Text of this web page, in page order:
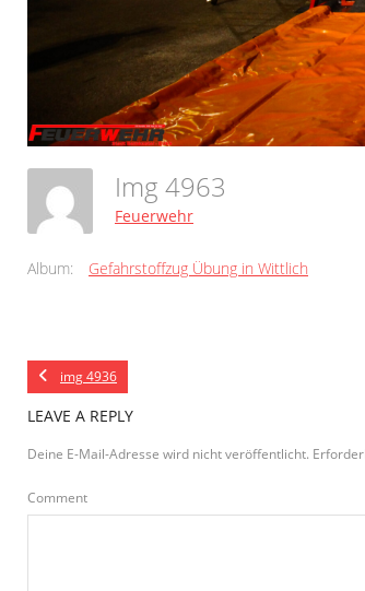
Img 4963
Feuerwehr
Album: Gefahrstoffzug Übung in Wittlich
img 4936
LEAVE A REPLY
Deine E-Mail-Adresse wird nicht veröffentlicht.
Comment